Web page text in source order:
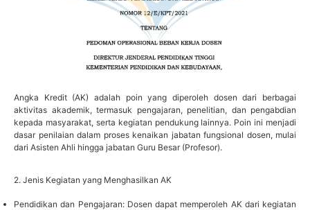
Angka Kredit (AK) adalah poin yang diperoleh dosen dari berbagai
aktivitas akademik, termasuk pengajaran, penelitian, dan pengabdian
kepada masyarakat, serta kegiatan pendukung lainnya. Poin ini menjadi
dasar penilaian dalam proses kenaikan jabatan fungsional dosen, mulai
dari Asisten Ahli hingga jabatan Guru Besar (Profesor).
2. Jenis Kegiatan yang Menghasilkan AK
Pendidikan dan Pengajaran: Dosen dapat memperoleh AK dari kegiatan